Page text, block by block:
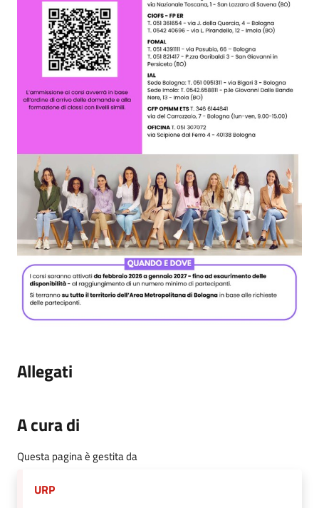
Allegati
A cura di
Questa pagina è gestita da
URP